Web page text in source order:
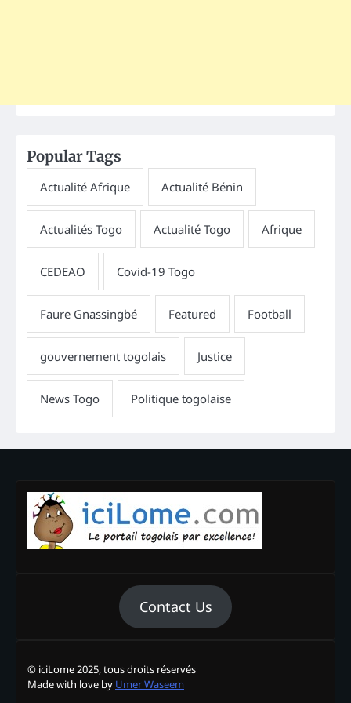
Popular Tags
Contact Us
© iciLome 2025, tous droits réservés
Made with love by Umer Waseem